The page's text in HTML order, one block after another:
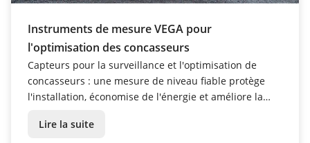
Instruments de mesure VEGA pour
l'optimisation des concasseurs
Capteurs pour la surveillance et l'optimisation de
concasseurs : une mesure de niveau fiable protège
l'installation, économise de l'énergie et améliore la
Lire la suite